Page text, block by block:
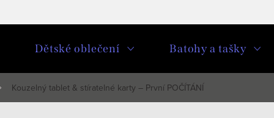
Dětské oblečení Batohy a tašky
Kouzelný tablet & stíratelné karty – První POČÍTÁNÍ